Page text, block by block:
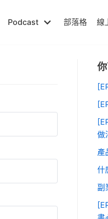
Podcast 部落格 線
做
產
什
副